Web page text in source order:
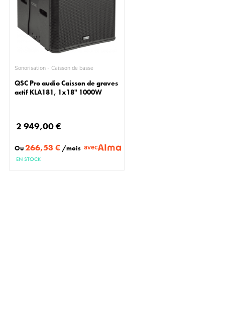
Sonorisation - Caisson de basse
QSC Pro audio Caisson de graves
actif KLA181, 1x18" 1000W
2 949,00 €
Ou266,53 € /mois avec
EN STOCK